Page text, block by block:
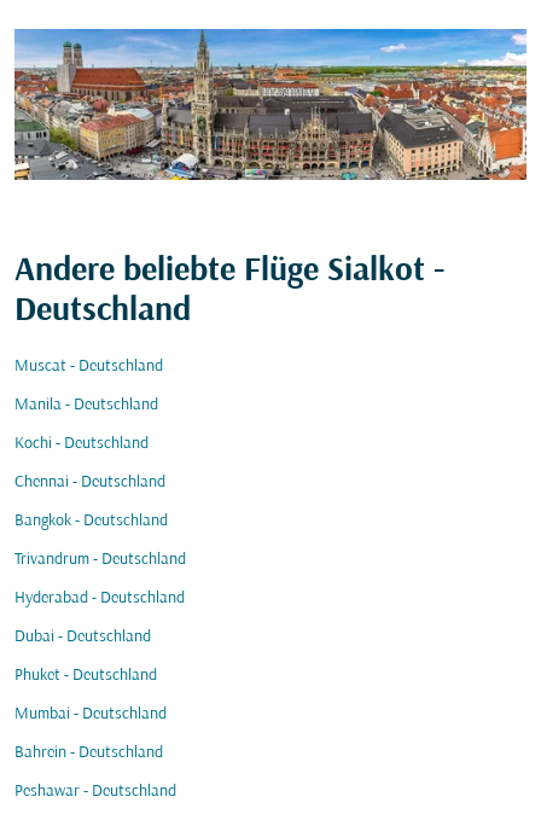
Andere beliebte Flüge Sialkot -
Deutschland
Muscat - Deutschland
Manila - Deutschland
Kochi - Deutschland
Chennai - Deutschland
Bangkok - Deutschland
Trivandrum - Deutschland
Hyderabad - Deutschland
Dubai - Deutschland
Phuket - Deutschland
Mumbai - Deutschland
Bahrein - Deutschland
Peshawar - Deutschland